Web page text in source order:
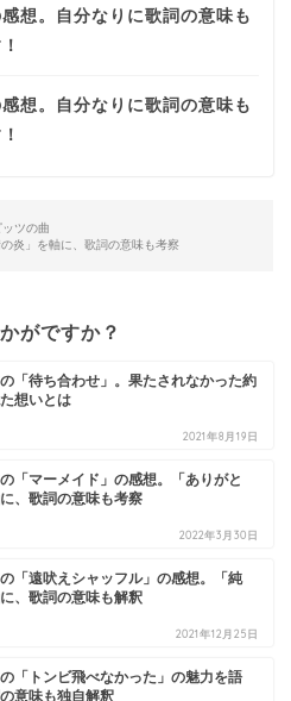
想。自分なりに歌詞の意味も
想。自分なりに歌詞の意味も
ッツの曲
炎」を軸に、歌詞の意味も考察
がですか？
「待ち合わせ」。果たされなかった約
想いとは
2021年8月19日
「マーメイド」の感想。「ありがと
、歌詞の意味も考察
2022年3月30日
「遠吠えシャッフル」の感想。「純
、歌詞の意味も解釈
2021年12月25日
「トンビ飛べなかった」の魅力を語
意味も独自解釈